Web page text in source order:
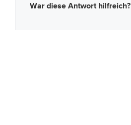
War diese Antwort hilfreich?